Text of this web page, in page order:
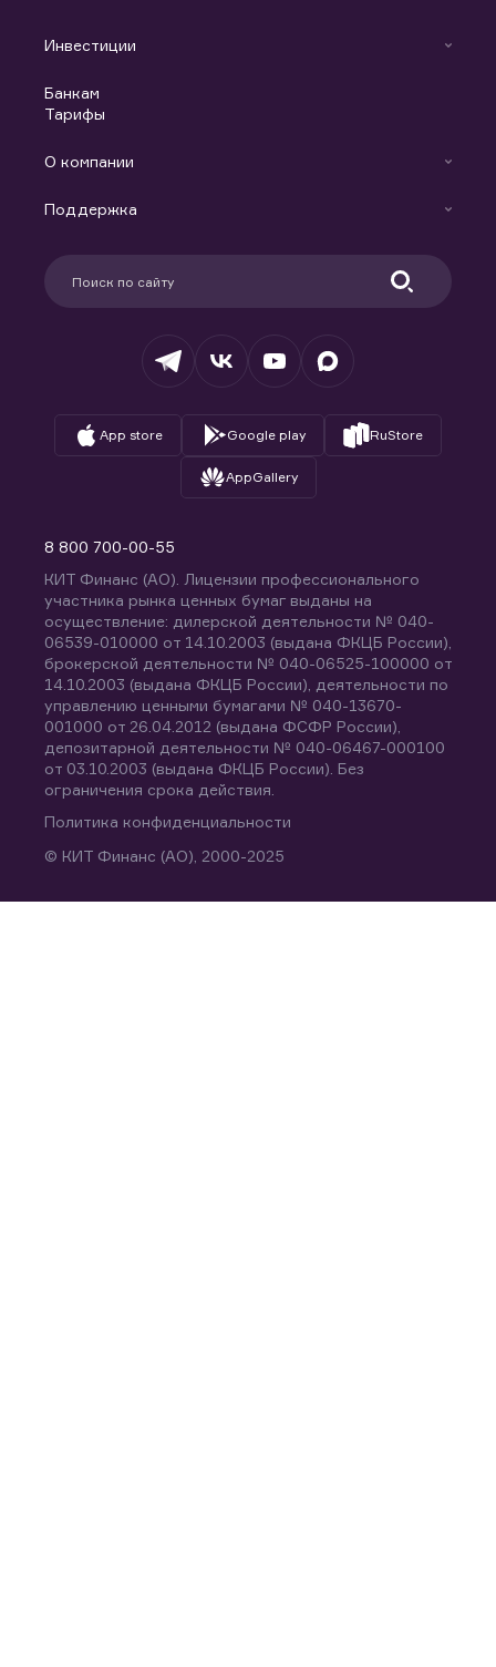
Инвестиции
С чего начать
Аналитика
Индивидуальный Инвестиционный Счет
Доверительное управление капиталом
Банкам
Тарифы
App store Google play RuStore
AppGallery
О компании
Контакты
Удостоверяющий центр
Поддержка
Техническая поддержка
Вопросы и ответы
8 800 700-00-55
КИТ Финанс (АО). Лицензии профессионального
участника рынка ценных бумаг выданы на
осуществление: дилерской деятельности № 040-
06539-010000 от 14.10.2003 (выдана ФКЦБ России),
брокерской деятельности № 040-06525-100000 от
14.10.2003 (выдана ФКЦБ России), деятельности по
управлению ценными бумагами № 040-13670-
001000 от 26.04.2012 (выдана ФСФР России),
депозитарной деятельности № 040-06467-000100
от 03.10.2003 (выдана ФКЦБ России). Без
ограничения срока действия.
Политика конфиденциальности
© КИТ Финанс (АО), 2000-2025